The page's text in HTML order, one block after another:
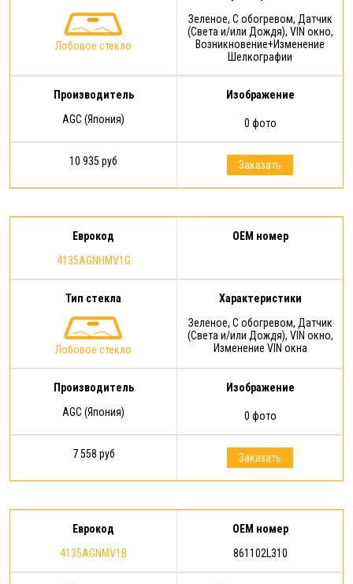
Лобовое стекло
Зеленое, С обогревом, Датчик
(Света и/или Дождя), VIN окно,
Возникновение+Изменение
Шелкографии
Производитель
AGC (Япония)
Изображение
0 фото
10 935 руб Заказать
Еврокод
4135AGNHMV1G
OEM номер
Тип стекла
Лобовое стекло
Характеристики
Зеленое, С обогревом, Датчик
(Света и/или Дождя), VIN окно,
Изменение VIN окна
Производитель
AGC (Япония)
Изображение
0 фото
7 558 руб Заказать
Еврокод
4135AGNMV1B
OEM номер
861102L310